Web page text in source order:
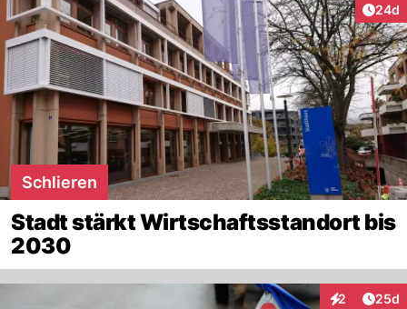
24d
Schlieren
Stadt stärkt Wirtschaftsstandort bis
2030
2
Interaktionen
25d